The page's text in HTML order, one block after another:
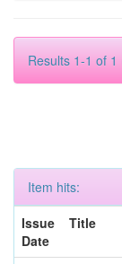
Results 1-1 of
Item hits:
Issue
Date
Title